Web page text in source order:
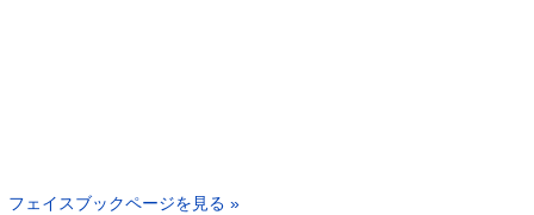
フェイスブックページを見る »